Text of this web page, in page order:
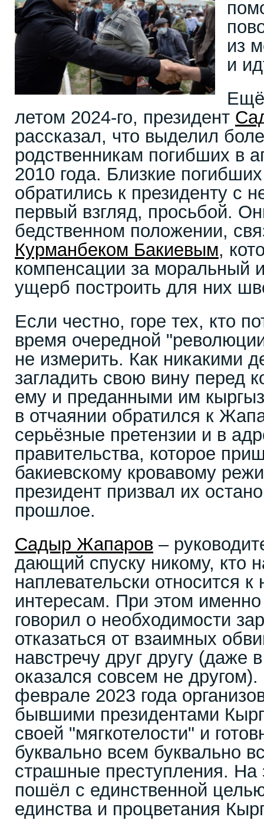
из
и
Ещё
летом 2024-го, президент
рассказал, что выделил
родственникам погибших в
2010 года. Близкие
обратились к президенту с
первый взгляд, просьбой.
бедственном положении,
Курманбеком Бакиевым,
компенсации за моральный
ущерб построить для них
Если честно, горе тех, кто
время очередной
не измерить. Как никакими
загладить свою вину перед
ему и преданными им
в отчаянии обратился к
серьёзные претензии и в
правительства, которое
бакиевскому кровавому
президент призвал их
прошлое.
Садыр Жапаров –
дающий спуску никому, кто
наплевательски относится
интересам. При этом
говорил о необходимости
отказаться от взаимных
навстречу друг другу (даже
оказался совсем не
феврале 2023 года
бывшими президентами
своей "мягкотелости" и
буквально всем буквально
страшные преступления. На
пошёл с единственной
единства и процветания